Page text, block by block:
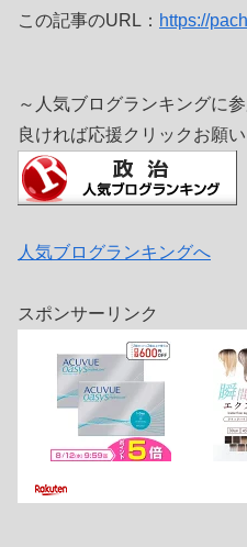
この記事のURL： https://
～人気ブログランキングに
良ければ応援クリックお願い
人気ブログランキングへ
スポンサーリンク